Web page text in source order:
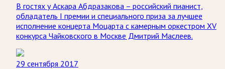
В гостях у Аскара Абдразакова – российский пианист,
обладатель I премии и специального приза за лучшее
исполнение концерта Моцарта с камерным оркестром XV
конкурса Чайковского в Москве Дмитрий Маслеев.
29 сентября 2017